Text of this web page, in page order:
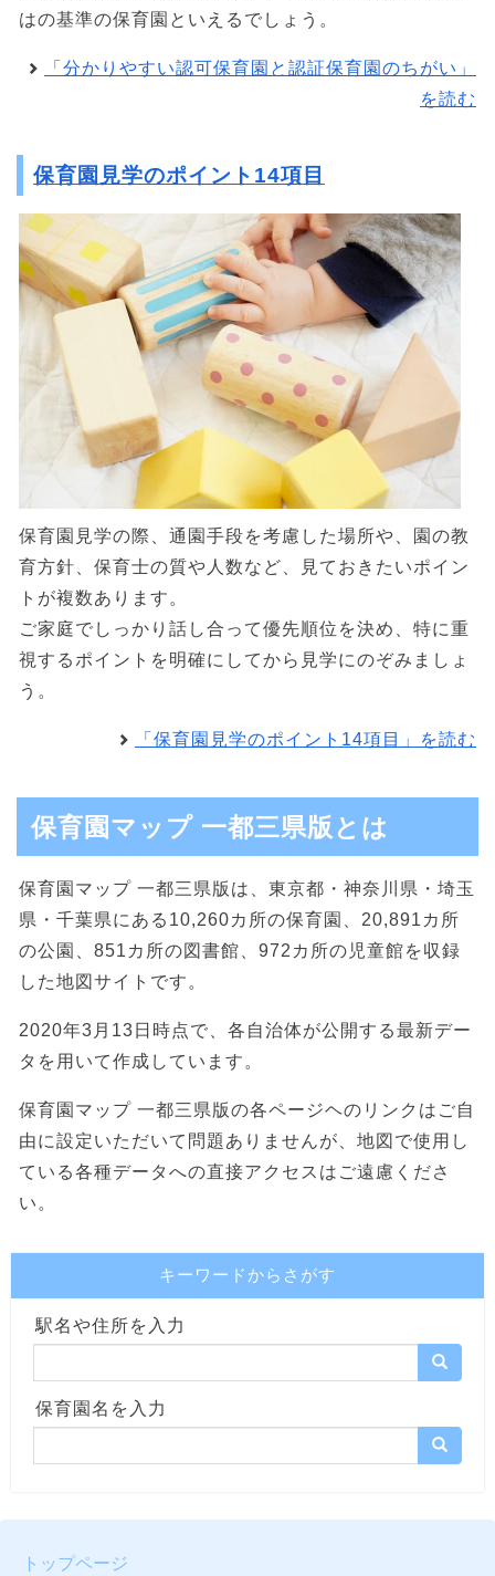
はの基準の保育園といえるでしょう。
「分かりやすい認可保育園と認証保育園のちがい」
を読む
保育園見学のポイント14項目
保育園見学の際、通園手段を考慮した場所や、園の教
育方針、保育士の質や人数など、見ておきたいポイン
トが複数あります。
ご家庭でしっかり話し合って優先順位を決め、特に重
視するポイントを明確にしてから見学にのぞみましょ
う。
「保育園見学のポイント14項目」を読む
保育園マップ 一都三県版とは
保育園マップ 一都三県版は、東京都・神奈川県・埼玉
県・千葉県にある10,260カ所の保育園、20,891カ所
の公園、851カ所の図書館、972カ所の児童館を収録
した地図サイトです。
2020年3月13日時点で、各自治体が公開する最新デー
タを用いて作成しています。
保育園マップ 一都三県版の各ページヘのリンクはご自
由に設定いただいて問題ありませんが、地図で使用し
ている各種データへの直接アクセスはご遠慮くださ
い。
キーワードからさがす
駅名や住所を入力
保育園名を入力
トップページ